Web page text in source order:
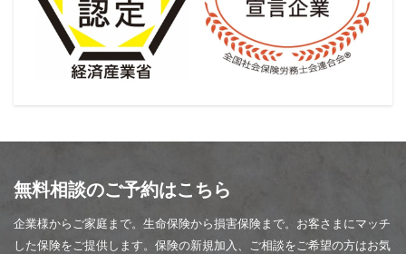
無料相談のご予約はこちら
企業様からご家庭まで。生命保険から損害保険まで。お客さまにマッチ
した保険をご提供します。保険の新規加入、ご相談をご希望の方はお気